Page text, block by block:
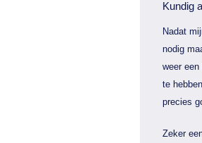
Kundig
Nadat
nodig
weer
te
precies
Zeker